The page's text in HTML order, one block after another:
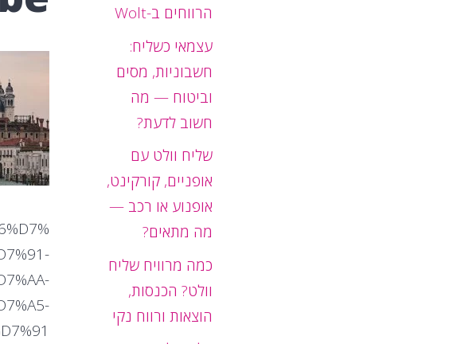
הרווחים ב-Wolt
עצמאי כשליח:
חשבוניות, מסים
וביטוח — מה
חשוב לדעת?
שליח וולט עם
אופניים, קורקינט,
אופנוע או רכב —
מה מתאים?
כמה מרוויח שליח
וולט? הכנסות,
הוצאות ורווח נקי